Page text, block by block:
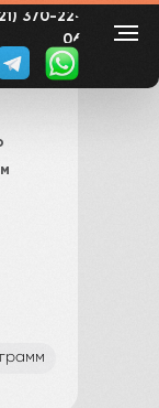
370-22-
06